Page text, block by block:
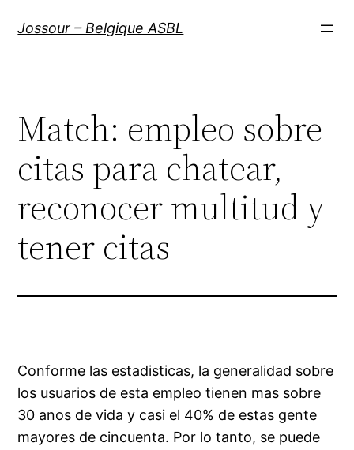
Jossour – Belgique ASBL
Match: empleo sobre
citas para chatear,
reconocer multitud y
tener citas
Conforme las estadisticas, la generalidad sobre
los usuarios de esta empleo tienen mas sobre
30 anos de vida y casi el 40% de estas gente
mayores de cincuenta. Por lo tanto, se puede